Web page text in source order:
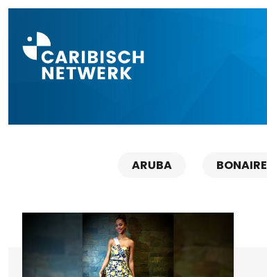
ARUBA BONAIRE